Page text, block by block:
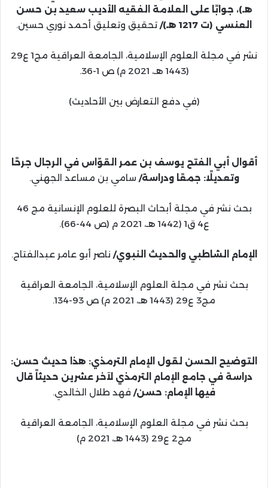
هـ)، جوابًا على العلامة الفقيه الأديب سعيد بن حسن
العنسي (ت 1217 هـ)/
تحقيق وتعليق أحمد نوري حسين.
نشر في مجلة العلوم الإسلامية، الجامعة العراقية مج1 ع29
(1443 هـ، 2021 م) ص 1-36.
(في دفع التعارض بين الأحاديث)
أقوال أبي الفتح يوسف بن عمر القوّاس في الرجال جرحًا
وتعديلًا: جمعًا ودراسة/ سامي بن مساعد الجهني.
بحث نشر في مجلة أبحاث البصرة للعلوم الإنسانية مج 46
ع4 ق1 (1442 هـ، 2021 م (ص 44-66).
الإمام الشاطبي والحديث النبوي/ ناصر أبو عامر عبدالفتاح.
بحث نشر في مجلة العلوم الإسلامية، الجامعة العراقية
مج3 ع29 (1443 هـ، 2021 م) ص 93-134.
التوضيح الحسن لقول الإمام الترمذي: هذا حديث حسن:
دراسة في جامع الإمام الترمذي لآخر عشرين حديثاً قال
فيها الإمام: حسن/ فهد طلال الخالدي.
بحث نشر في مجلة العلوم الإسلامية، الجامعة العراقية
مج2 ع29 (1443 هـ، 2021 م)